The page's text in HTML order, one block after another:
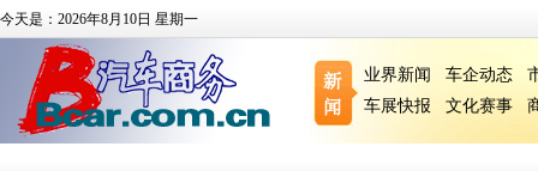
今天是：2026年8月10日 星期一
业界新闻 车企动态
车展快报
文化赛事